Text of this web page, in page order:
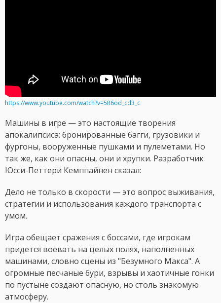
https://www.youtube.com/watch?v=5R6od_cd3_c
Машины в игре — это настоящие творения
апокалипсиса: бронированные багги, грузовики и
фургоны, вооруженные пушками и пулеметами. Но
так же, как они опасны, они и хрупки. Разработчик
Юсси-Петтери Кемппайнен сказал:
Дело не только в скорости — это вопрос выживания,
стратегии и использования каждого транспорта с
умом.
Игра обещает сражения с боссами, где игрокам
придется воевать на целых полях, наполненных
машинами, словно сцены из "Безумного Макса". А
огромные песчаные бури, взрывы и хаотичные гонки
по пустыне создают опасную, но столь знакомую
атмосферу.